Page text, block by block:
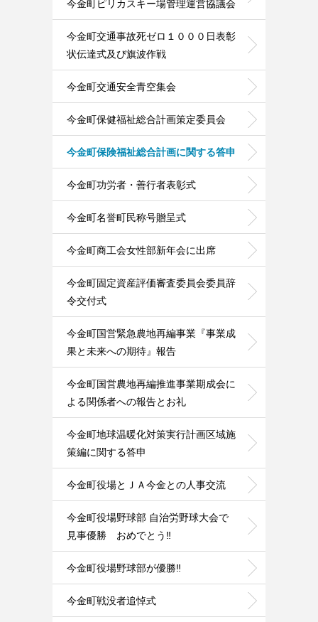
今金町ピリカスキー場管理運営協議会
今金町交通事故死ゼロ１０００日表彰
状伝達式及び旗波作戦
今金町交通安全青空集会
今金町保健福祉総合計画策定委員会
今金町保険福祉総合計画に関する答申
今金町功労者・善行者表彰式
今金町名誉町民称号贈呈式
今金町商工会女性部新年会に出席
今金町固定資産評価審査委員会委員辞
令交付式
今金町国営緊急農地再編事業『事業成
果と未来への期待』報告
今金町国営農地再編推進事業期成会に
よる関係者への報告とお礼
今金町地球温暖化対策実行計画区域施
策編に関する答申
今金町役場とＪＡ今金との人事交流
今金町役場野球部 自治労野球大会で
見事優勝 おめでとう‼️
今金町役場野球部が優勝‼️
今金町戦没者追悼式